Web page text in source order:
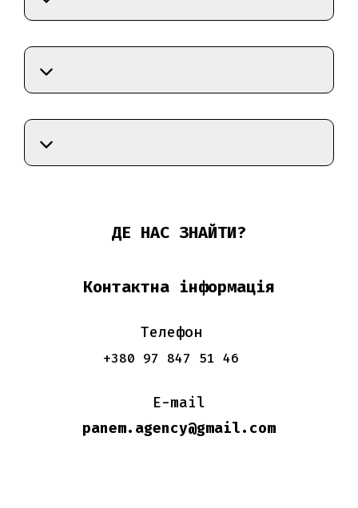
ДЕ НАС ЗНАЙТИ?
Контактна інформація
Телефон
+380 97 847 51 46
E-mail
panem.agency@gmail.com